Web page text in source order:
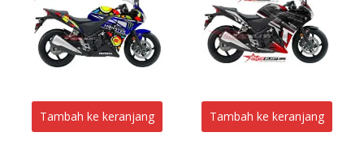
Tambah ke keranjang Tambah ke keranjang